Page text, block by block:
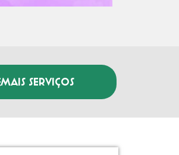
MAIS SERVIÇOS